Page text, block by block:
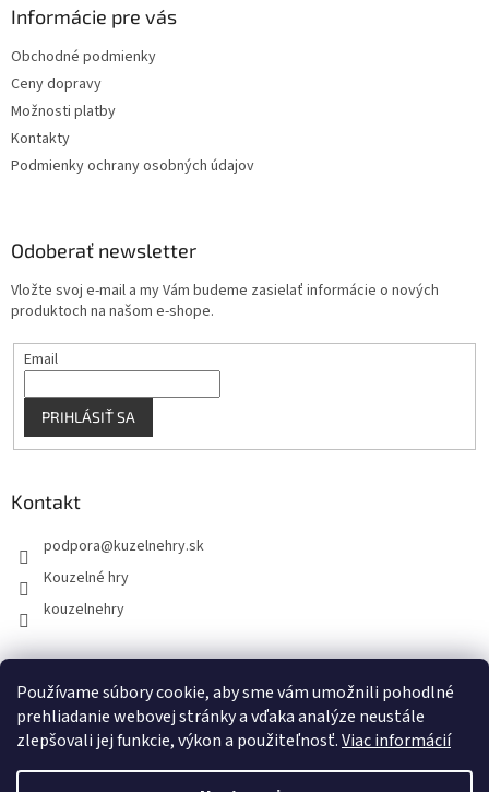
Používame súbory cookie, aby sme vám umožnili pohodlné
prehliadanie webovej stránky a vďaka analýze neustále
zlepšovali jej funkcie, výkon a použiteľnosť.Viac informácií
Informácie pre vás
Obchodné podmienky
Ceny dopravy
Možnosti platby
Kontakty
Podmienky ochrany osobných údajov
Odoberať newsletter
Vložte svoj e-mail a my Vám budeme zasielať informácie o nových
produktoch na našom e-shope.
Email
PRIHLÁSIŤ SA
Kontakt
podpora@kuzelnehry.sk
Kouzelné hry
kouzelnehry
KouzelneHry.cz Gamebrand.sk